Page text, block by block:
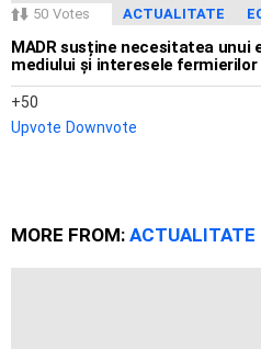
50 Votes ACTUALITATE
MADR susține necesitatea unui
mediului și interesele fermierilor
50
Upvote Downvote
MORE FROM: ACTUALITATE